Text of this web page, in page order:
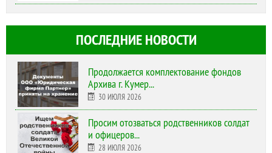
ПОСЛЕДНИЕ НОВОСТИ
Продолжается комплектование фондов
Архива г. Кумер...
30 ИЮЛЯ 2026
Просим отозваться родственников солдат
и офицеров...
28 ИЮЛЯ 2026